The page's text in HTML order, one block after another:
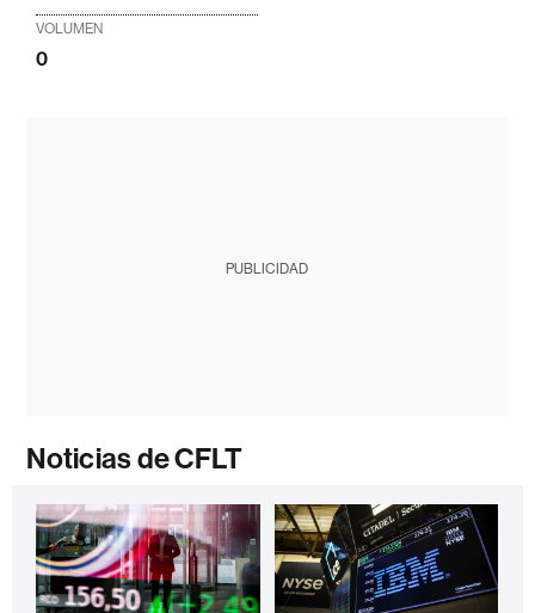
VOLUMEN
0
PUBLICIDAD
Noticias de CFLT